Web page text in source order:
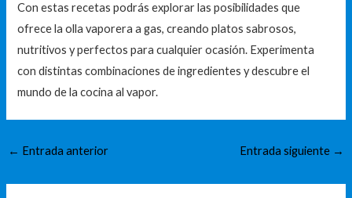
Con estas recetas podrás explorar las posibilidades que
ofrece la olla vaporera a gas, creando platos sabrosos,
nutritivos y perfectos para cualquier ocasión. Experimenta
con distintas combinaciones de ingredientes y descubre el
mundo de la cocina al vapor.
← Entrada anterior Entrada siguiente →